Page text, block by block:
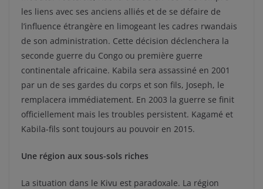
les liens avec ses anciens alliés et de se défaire de
l’influence étrangère en limogeant les cadres rwandais
de son administration. Cette décision déclenchera la
seconde guerre du Congo ou première guerre
continentale africaine. Kabila sera assassiné en 2001
par un de ses gardes du corps et son fils, Joseph, le
remplacera immédiatement. En 2003 la guerre se finit
officiellement mais les troubles persistent. Kagamé et
Kabila-fils sont toujours au pouvoir en 2015.
Une région aux sous-sols riches
La situation dans le Kivu est paradoxale. La région